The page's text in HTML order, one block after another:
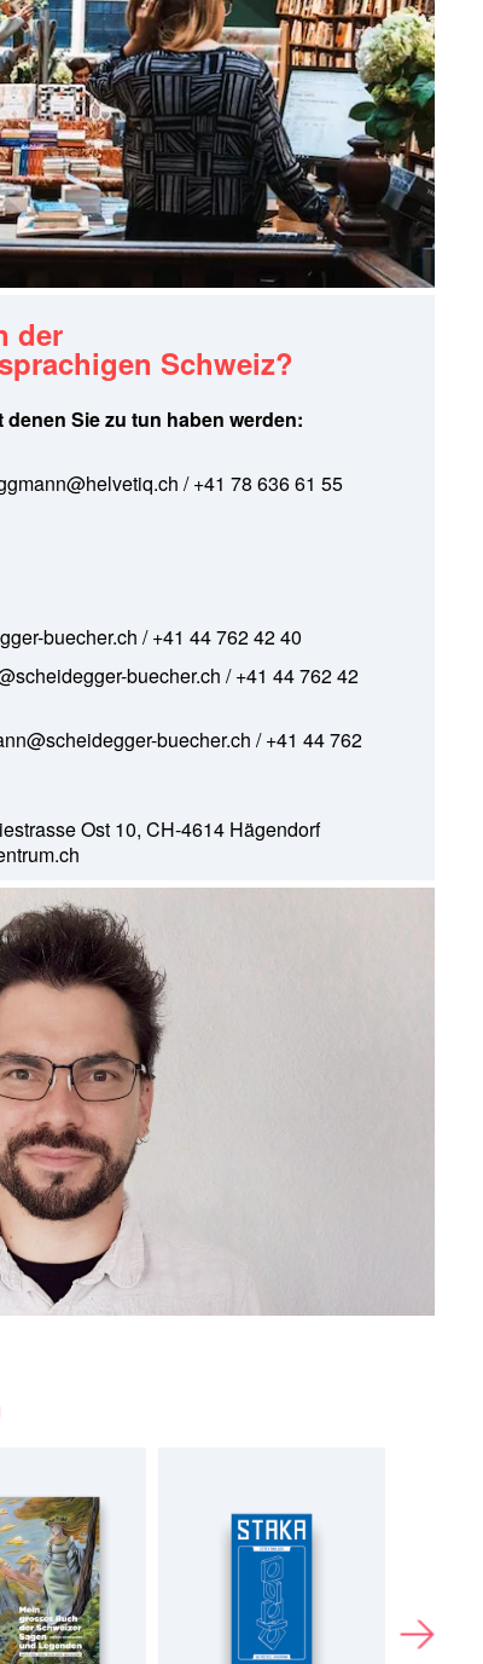
der
Schweiz?
Sie zu tun haben werden:
/ +41 78 636 61 55
buecher.ch / +41 44 762 42 40
buecher.ch / +41 44 762 42
buecher.ch / +41 44 762
Ost 10, CH-4614 Hägendorf